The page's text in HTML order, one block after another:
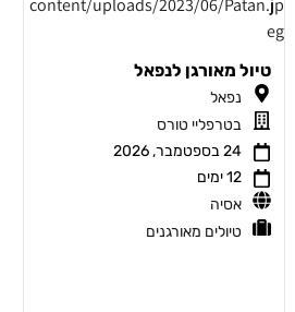
טיול מאורגן לנפאל
נפאל
בטרפליי טורס
24 בספטמבר, 2026
12 ימים
אסיה
טיולים מאורגנים